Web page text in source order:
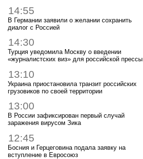
14:55
В Германии заявили о желании сохранить
диалог с Россией
14:30
Турция уведомила Москву о введении
«журналистских виз» для российской прессы
13:10
Украина приостановила транзит российских
грузовиков по своей территории
13:00
В России зафиксирован первый случай
заражения вирусом Зика
12:45
Босния и Герцеговина подала заявку на
вступление в Евросоюз